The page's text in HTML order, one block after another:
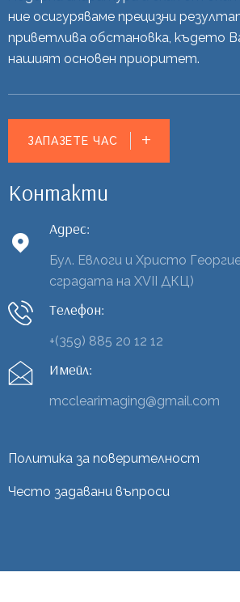
ние осигуряваме прецизни
приветлива обстановка, където
нашият основен приоритет.
ЗАПАЗЕТЕ ЧАС
Контакти
Адрес:
Бул. Евлоги и Христо
сградата на XVII ДКЦ)
Телефон:
+(359) 885 20 12 12
Имейл:
mcclearimaging@gmail.com
Политика за поверителност
Често задавани въпроси